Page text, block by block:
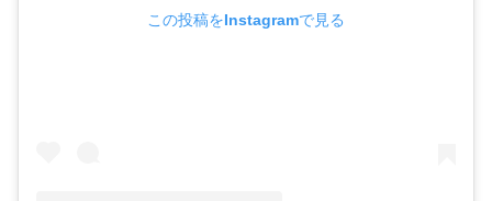
この投稿をInstagramで見る